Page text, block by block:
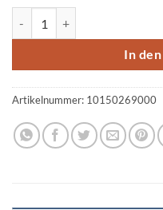
In
Artikelnummer: 10150269000